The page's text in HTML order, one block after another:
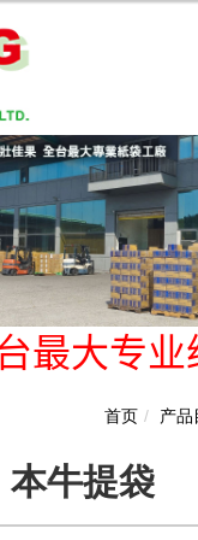
最大专业
首页 产品
本牛提袋